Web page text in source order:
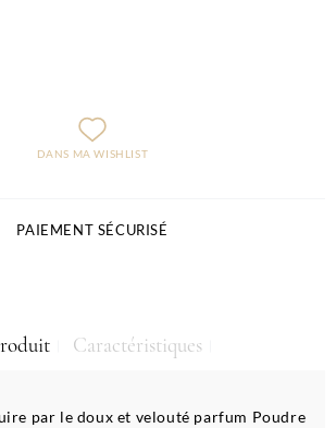
DANS MA WISHLIST
PAIEMENT SÉCURISÉ
Caractéristiques
par le doux et velouté parfum Poudre